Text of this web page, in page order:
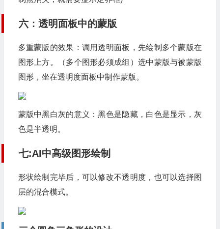
六：透明面板中的蒙版
多重蒙版的效果：调用透明面板，先绘制多个蒙版在
图形上方。（多个图形必须成组）选中蒙版与被蒙版
图形，坐在透明度面板中制作蒙版。
蒙版中黑白灰的意义：黑色是隐藏，白色是显示，灰
色是半透明。
七:AI中高级图形绘制
形状绘制完毕后，可以修改不透明度，也可以选择图
层的混合模式。